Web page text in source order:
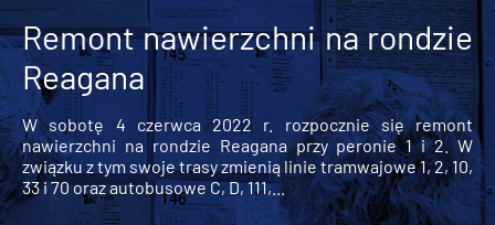
Remont nawierzchni na rondzie
Reagana
W sobotę 4 czerwca 2022 r. rozpocznie się remont
nawierzchni na rondzie Reagana przy peronie 1 i 2. W
związku z tym swoje trasy zmienią linie tramwajowe 1, 2, 10,
33 i 70 oraz autobusowe C, D, 111,...